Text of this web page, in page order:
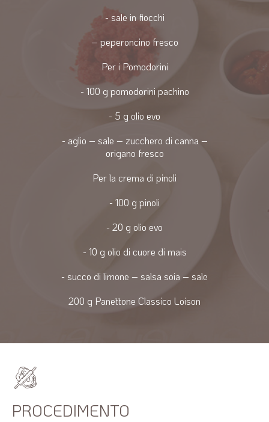
- sale in fiocchi
– peperoncino fresco
Per i Pomodorini
- 100 g pomodorini pachino
- 5 g olio evo
- aglio – sale – zucchero di canna –
origano fresco
Per la crema di pinoli
- 100 g pinoli
- 20 g olio evo
- 10 g olio di cuore di mais
- succo di limone – salsa soia – sale
200 g Panettone Classico Loison
PROCEDIMENTO